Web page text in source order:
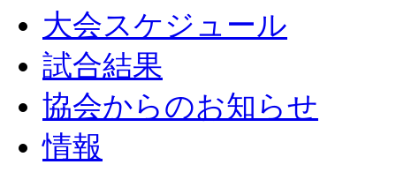
大会スケジュール
試合結果
協会からのお知らせ
情報